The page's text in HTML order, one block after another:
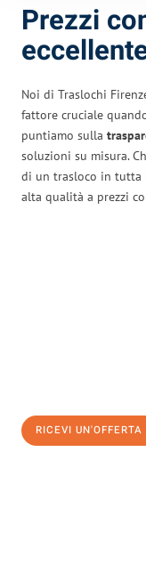
Prezzi
Noi di Traslochi
fattore cruciale
puntiamo sulla
soluzioni su misura.
di un trasloco in tutta
alta qualità a prezzi
RICEVI